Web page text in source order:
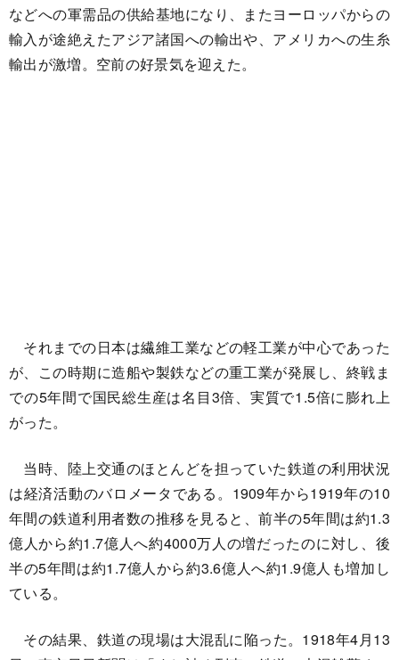
などへの軍需品の供給基地になり、またヨーロッパからの
輸入が途絶えたアジア諸国への輸出や、アメリカへの生糸
輸出が激増。空前の好景気を迎えた。
それまでの日本は繊維工業などの軽工業が中心であった
が、この時期に造船や製鉄などの重工業が発展し、終戦ま
での5年間で国民総生産は名目3倍、実質で1.5倍に膨れ上
がった。
当時、陸上交通のほとんどを担っていた鉄道の利用状況
は経済活動のバロメータである。1909年から1919年の10
年間の鉄道利用者数の推移を見ると、前半の5年間は約1.3
億人から約1.7億人へ約4000万人の増だったのに対し、後
半の5年間は約1.7億人から約3.6億人へ約1.9億人も増加し
ている。
その結果、鉄道の現場は大混乱に陥った。1918年4月13